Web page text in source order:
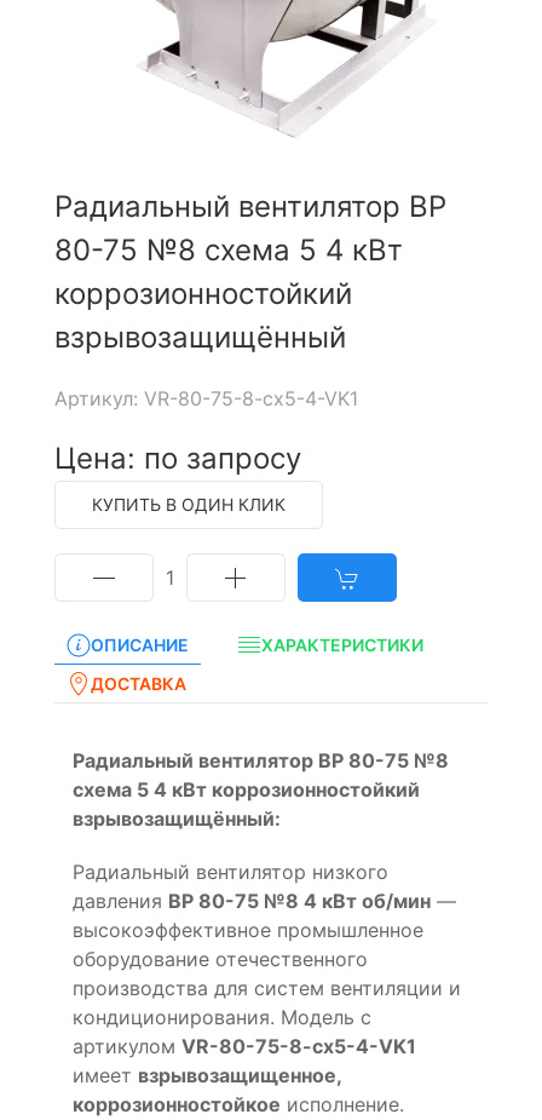
Радиальный вентилятор ВР
80-75 №8 схема 5 4 кВт
коррозионностойкий
взрывозащищённый
Артикул: VR-80-75-8-cx5-4-VK1
Цена: по запросу
КУПИТЬ В ОДИН КЛИК
1
ОПИСАНИЕ
ХАРАКТЕРИСТИКИ
ДОСТАВКА
Радиальный вентилятор ВР 80-75 №8
схема 5 4 кВт коррозионностойкий
взрывозащищённый:
Радиальный вентилятор низкого
давления ВР 80-75 №8 4 кВт об/мин —
высокоэффективное промышленное
оборудование отечественного
производства для систем вентиляции и
кондиционирования. Модель с
артикулом VR-80-75-8-cx5-4-VK1
имеет взрывозащищенное,
коррозионностойкое исполнение.